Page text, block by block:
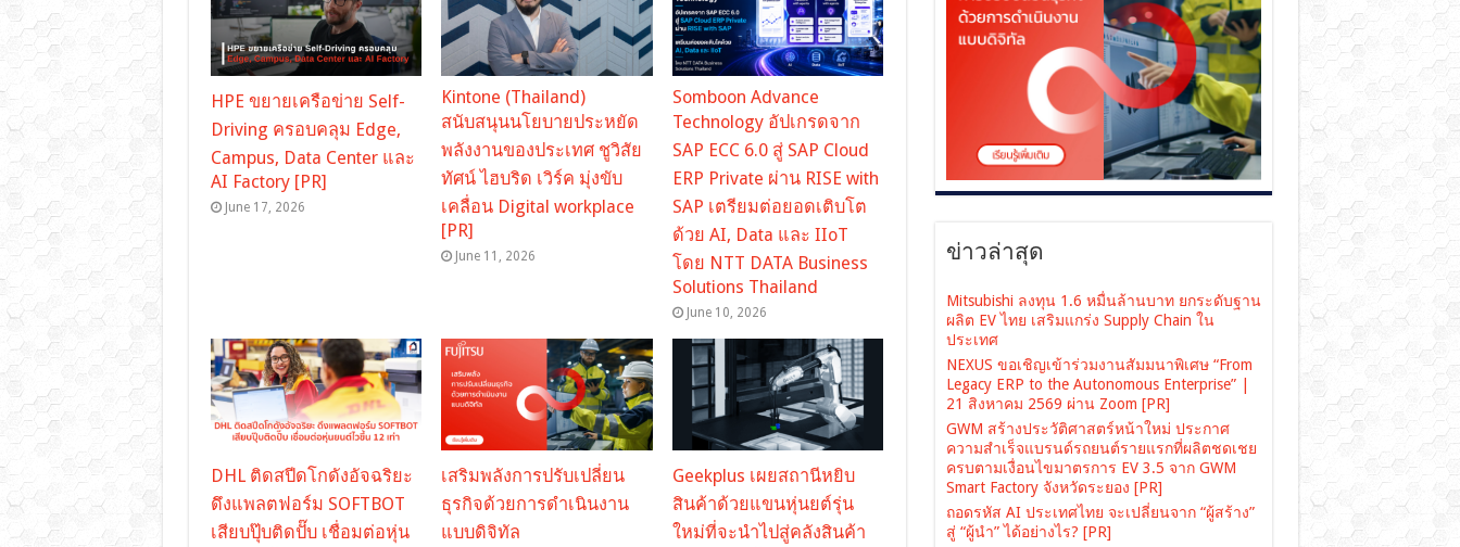
HPE ขยายเครือข่าย Self-
Driving ครอบคลุม Edge,
Campus, Data Center และ
AI Factory [PR]
June 17, 2026
Kintone (Thailand)
สนับสนุนนโยบายประหยัด
พลังงานของประเทศ ชูวิสัย
ทัศน์ ไฮบริด เวิร์ค มุ่งขับ
เคลื่อน Digital workplace
[PR]
June 11, 2026
Somboon Advance
Technology อัปเกรดจาก
SAP ECC 6.0 สู่ SAP Cloud
ERP Private ผ่าน RISE with
SAP เตรียมต่อยอดเติบโต
ด้วย AI, Data และ IIoT
โดย NTT DATA Business
Solutions Thailand
June 10, 2026
DHL ติดสปีดโกดังอัจฉริยะ
ดึงแพลตฟอร์ม SOFTBOT
เสียบปุ๊บติดปั๊บ เชื่อมต่อหุ่น
เสริมพลังการปรับเปลี่ยน
ธุรกิจด้วยการดำเนินงาน
แบบดิจิทัล
Geekplus เผยสถานีหยิบ
สินค้าด้วยแขนหุ่นยต์รุ่น
ใหม่ที่จะนำไปสู่คลังสินค้า
ข่าวล่าสุด
Mitsubishi ลงทุน 1.6 หมื่นล้านบาท ยกระดับฐาน
ผลิต EV ไทย เสริมแกร่ง Supply Chain ใน
ประเทศ
NEXUS ขอเชิญเข้าร่วมงานสัมมนาพิเศษ “From
Legacy ERP to the Autonomous Enterprise” |
21 สิงหาคม 2569 ผ่าน Zoom [PR]
GWM สร้างประวัติศาสตร์หน้าใหม่ ประกาศ
ความสำเร็จแบรนด์รถยนต์รายแรกที่ผลิตชดเชย
ครบตามเงื่อนไขมาตรการ EV 3.5 จาก GWM
Smart Factory จังหวัดระยอง [PR]
ถอดรหัส AI ประเทศไทย จะเปลี่ยนจาก “ผู้สร้าง”
สู่ “ผู้นำ” ได้อย่างไร? [PR]